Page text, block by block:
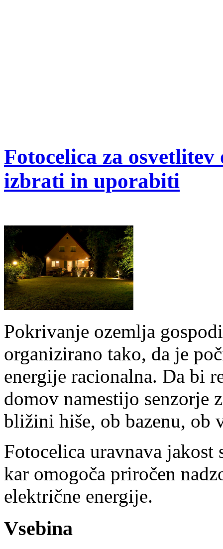
Fotocelica za
izbrati in uporabiti
Pokrivanje ozemlja
organizirano tako, da je
energije racionalna. Da bi
domov namestijo senzorje
bližini hiše, ob bazenu, ob
Fotocelica uravnava
kar omogoča priročen
električne energije.
Vsebina